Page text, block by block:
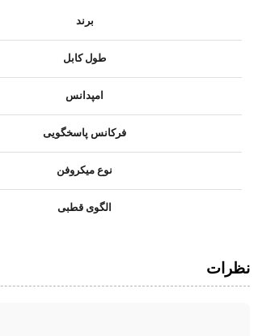
برند
طول کابل
امپدانس
فرکانس پاسخگویی
نوع میکروفن
الگوی قطبی
نظرات